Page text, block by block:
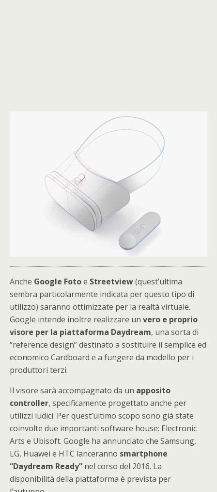
Anche Google Fotoe Streetview(quest’ultima
sembra particolarmente indicata per questo tipo di
utilizzo) saranno ottimizzate per la realtà virtuale.
Google intende inoltre realizzare un vero e proprio
visore per la piattaforma Daydream, una sorta di
“reference design” destinato a sostituire il semplice ed
economico Cardboard e a fungere da modello per i
produttori terzi.
Il visore sarà accompagnato da un apposito
controller, specificamente progettato anche per
utilizzi ludici. Per quest’ultimo scopo sono già state
coinvolte due importanti software house: Electronic
Arts e Ubisoft. Google ha annunciato che Samsung,
LG, Huawei e HTC lanceranno smartphone
“Daydream Ready” nel corso del 2016. La
disponibilità della piattaforma è prevista per